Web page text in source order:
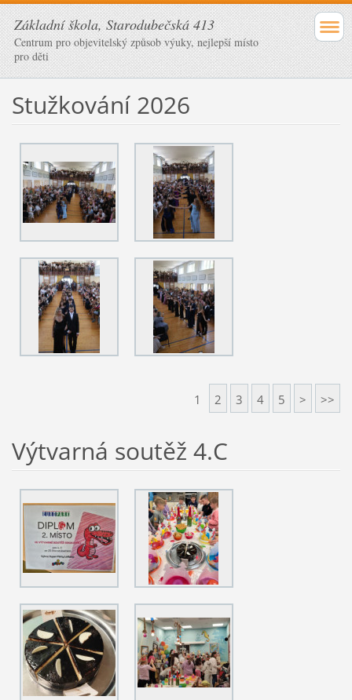
Základní škola, Starodubečská 413
Centrum pro objevitelský způsob výuky, nejlepší místo
pro děti
Stužkování 2026
1 2 3 4 5 > >>
Výtvarná soutěž 4.C